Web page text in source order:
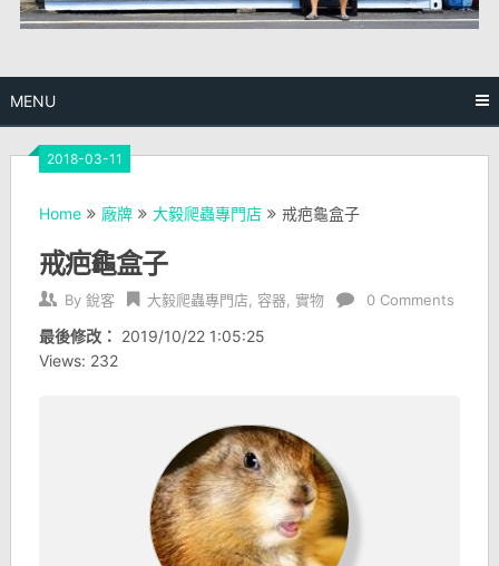
MENU
2018-03-11
Home 廠牌 大毅爬蟲專門店 戒疤龜盒子
戒疤龜盒子
By 銳客 大毅爬蟲專門店, 容器, 實物 0 Comments
最後修改： 2019/10/22 1:05:25
Views: 232